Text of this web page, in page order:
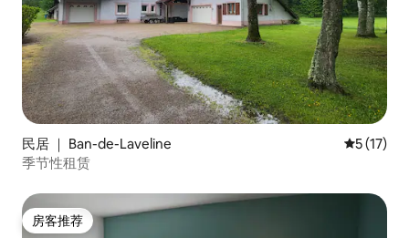
民居 ｜ Ban-de-Laveline 平均评分
5 (17)
季节性租赁
房客推荐
房客推荐